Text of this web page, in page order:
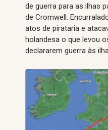
de guerra para as ilhas
de Cromwell.
atos de pirataria e
holandesa o que levou
declararem guerra às